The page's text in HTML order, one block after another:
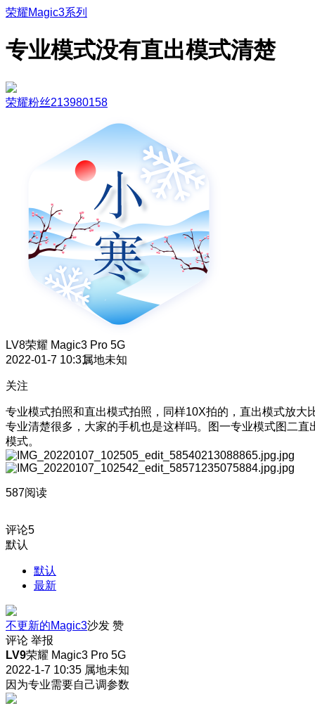
荣耀Magic3系列
专业模式没有直出模式清楚
荣耀粉丝213980158
LV8荣耀 Magic3 Pro 5G
2022-01-7 10:31属地未知
关注
专业模式拍照和直出模式拍照，同样10X拍的，直出模式放大
专业清楚很多，大家的手机也是这样吗。图一专业模式图二直
模式。
587阅读
评论5
默认
默认
最新
不更新的Magic3沙发 赞
评论 举报
LV9荣耀 Magic3 Pro 5G
2022-1-7 10:35 属地未知
因为专业需要自己调参数